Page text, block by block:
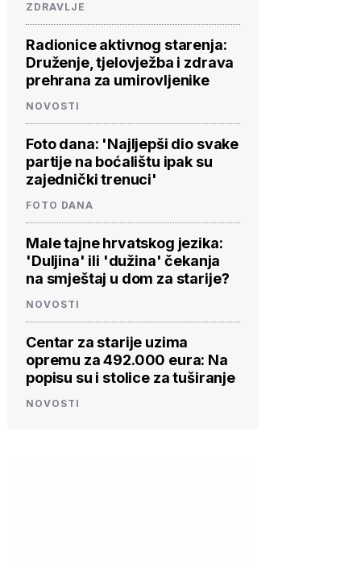
ZDRAVLJE
Radionice aktivnog starenja:
Druženje, tjelovježba i zdrava
prehrana za umirovljenike
NOVOSTI
Foto dana: 'Najljepši dio svake
partije na boćalištu ipak su
zajednički trenuci'
FOTO DANA
Male tajne hrvatskog jezika:
'Duljina' ili 'dužina' čekanja
na smještaj u dom za starije?
NOVOSTI
Centar za starije uzima
opremu za 492.000 eura: Na
popisu su i stolice za tuširanje
NOVOSTI